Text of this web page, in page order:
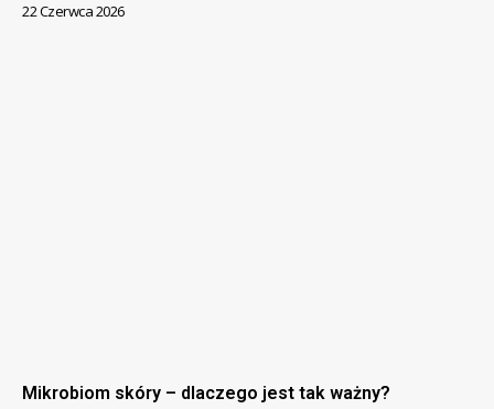
22 Czerwca 2026
Mikrobiom skóry – dlaczego jest tak ważny?